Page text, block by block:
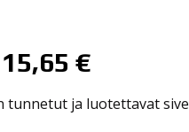
15,65€
tunnetut ja luotettavat